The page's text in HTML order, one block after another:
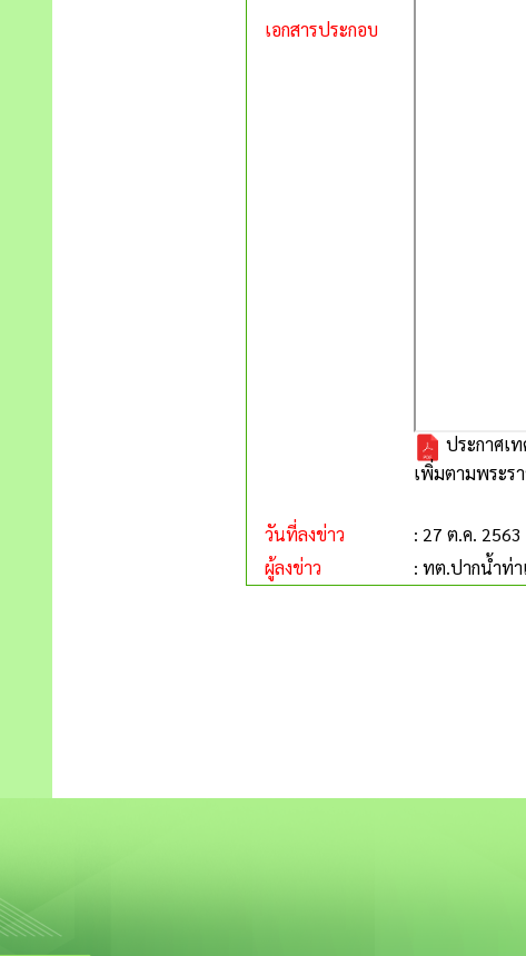
เอกสารประกอบ
ประกาศเ
เพิ่มตามพระร
วันที่ลงข่าว
: 27 ต.ค. 2563
ผู้ลงข่าว
: ทต.ปากน้ำท่า